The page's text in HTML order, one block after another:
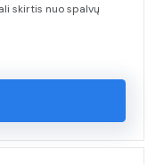
skirtis nuo spalvų